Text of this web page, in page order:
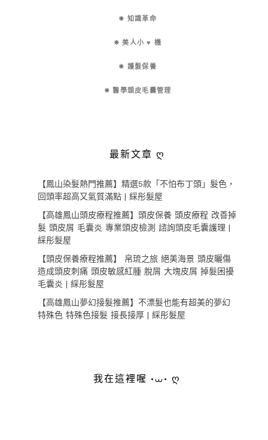
✵ 知識革命
✵ 美人小 ♥ 機
✵ 護髮保養
✵ 醫學頭皮毛囊管理
最新文章 ღ
【鳳山染髮熱門推薦】精選5款「不怕布丁頭」髮色，
回頭率超高又氣質滿點 | 綵彤髮屋
【高雄鳳山頭皮療程推薦】頭皮保養 頭皮療程 改善掉
髮 頭皮屑 毛囊炎 專業頭皮檢測 諮詢頭皮毛囊護理 |
綵彤髮屋
【頭皮保養療程推薦】 帛琉之旅 絕美海景 頭皮曬傷
造成頭皮刺痛 頭皮敏感紅腫 脫屑 大塊皮屑 掉髮困擾
毛囊炎 | 綵彤髮屋
【高雄鳳山夢幻接髮推薦】不漂髮也能有超美的夢幻
特殊色 特殊色接髮 接長接厚 | 綵彤髮屋
我在這裡喔 •⩊• ღ